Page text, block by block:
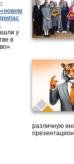
3
у
в
различную